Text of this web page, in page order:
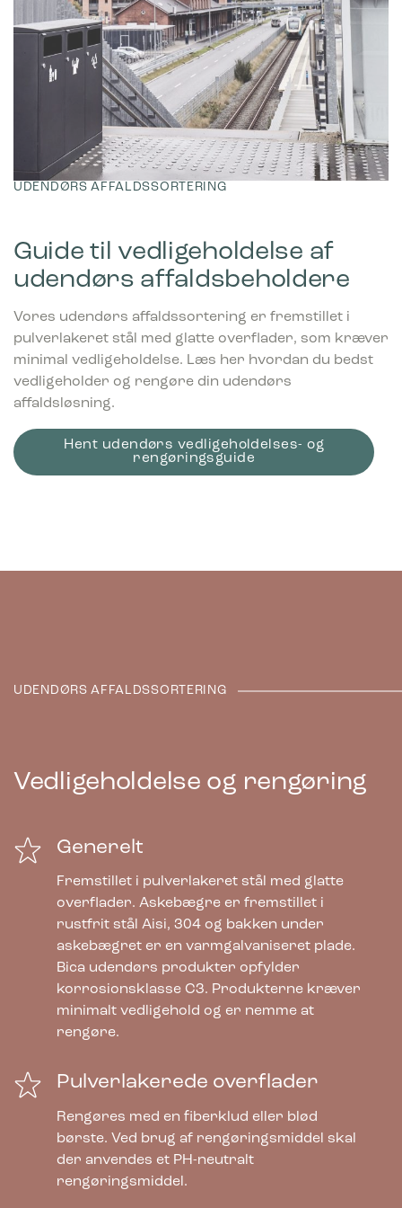
UDENDØRS AFFALDSSORTERING
Guide til vedligeholdelse af
udendørs affaldsbeholdere
Vores udendørs affaldssortering er fremstillet i
pulverlakeret stål med glatte overflader, som kræver
minimal vedligeholdelse. Læs her hvordan du bedst
vedligeholder og rengøre din udendørs
affaldsløsning.
Hent udendørs vedligeholdelses- og
rengøringsguide
UDENDØRS AFFALDSSORTERING
Vedligeholdelse og rengøring
Generelt
Fremstillet i pulverlakeret stål med glatte
overflader. Askebægre er fremstillet i
rustfrit stål Aisi, 304 og bakken under
askebægret er en varmgalvaniseret plade.
Bica udendørs produkter opfylder
korrosionsklasse C3. Produkterne kræver
minimalt vedligehold og er nemme at
rengøre.
Pulverlakerede overflader
Rengøres med en fiberklud eller blød
børste. Ved brug af rengøringsmiddel skal
der anvendes et PH-neutralt
rengøringsmiddel.